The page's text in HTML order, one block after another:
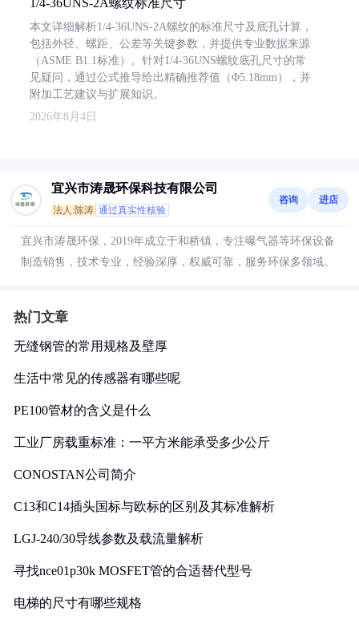
1/4-36UNS-2A螺纹标准尺寸
本文详细解析1/4-36UNS-2A螺纹的标准尺寸及底孔计算，
包括外径、螺距、公差等关键参数，并提供专业数据来源
（ASME B1.1标准）。针对1/4-36UNS螺纹底孔尺寸的常
见疑问，通过公式推导给出精确推荐值（Φ5.18mm），并
附加工艺建议与扩展知识。
2026年8月4日
宜兴市涛晟环保科技有限公司
法人:陈涛 通过真实性核验
咨询 进店
宜兴市涛晟环保，2019年成立于和桥镇，专注曝气器等环保设备
制造销售，技术专业，经验深厚，权威可靠，服务环保多领域。
热门文章
无缝钢管的常用规格及壁厚
生活中常见的传感器有哪些呢
PE100管材的含义是什么
工业厂房载重标准：一平方米能承受多少公斤
CONOSTAN公司简介
C13和C14插头国标与欧标的区别及其标准解析
LGJ-240/30导线参数及载流量解析
寻找nce01p30k MOSFET管的合适替代型号
电梯的尺寸有哪些规格